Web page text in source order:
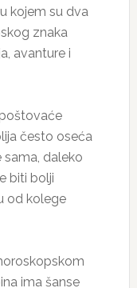
kojem su dva
znaka
avanture i
često oseća
daleko
biti bolji
od kolege
ima šanse